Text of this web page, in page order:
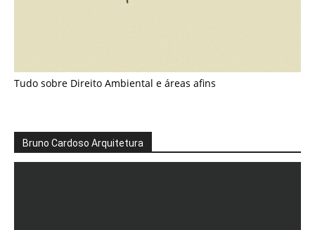
Tudo sobre Direito Ambiental e áreas afins
Bruno Cardoso Arquitetura